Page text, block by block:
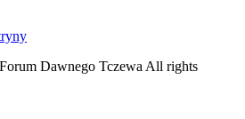
Dawnego Tczewa All rights